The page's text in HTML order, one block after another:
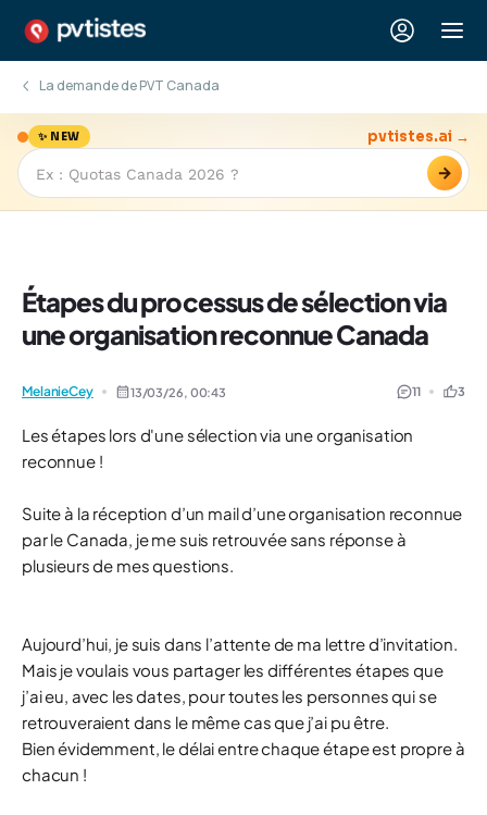
La demande de PVT Canada
✨ NEW
→
pvtistes.ai →
Étapes du processus de sélection via
une organisation reconnue Canada
MelanieCey 13/03/26, 00:43 11 3
Les étapes lors d'une sélection via une organisation
reconnue !
Suite à la réception d’un mail d’une organisation reconnue
par le Canada, je me suis retrouvée sans réponse à
plusieurs de mes questions.
Aujourd’hui, je suis dans l’attente de ma lettre d’invitation.
Mais je voulais vous partager les différentes étapes que
j’ai eu, avec les dates, pour toutes les personnes qui se
retrouveraient dans le même cas que j’ai pu être.
Bien évidemment, le délai entre chaque étape est propre à
chacun !